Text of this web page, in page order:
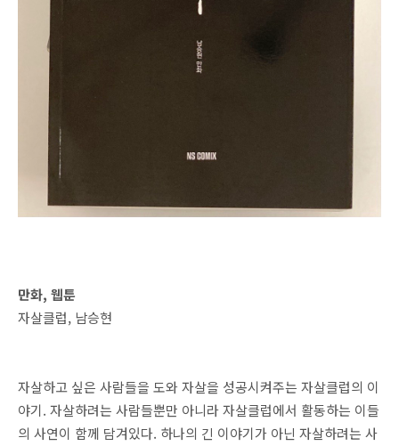
만화, 웹툰
자살클럽, 남승현
자살하고 싶은 사람들을 도와 자살을 성공시켜주는 자살클럽의 이
야기. 자살하려는 사람들뿐만 아니라 자살클럽에서 활동하는 이들
의 사연이 함께 담겨있다. 하나의 긴 이야기가 아닌 자살하려는 사